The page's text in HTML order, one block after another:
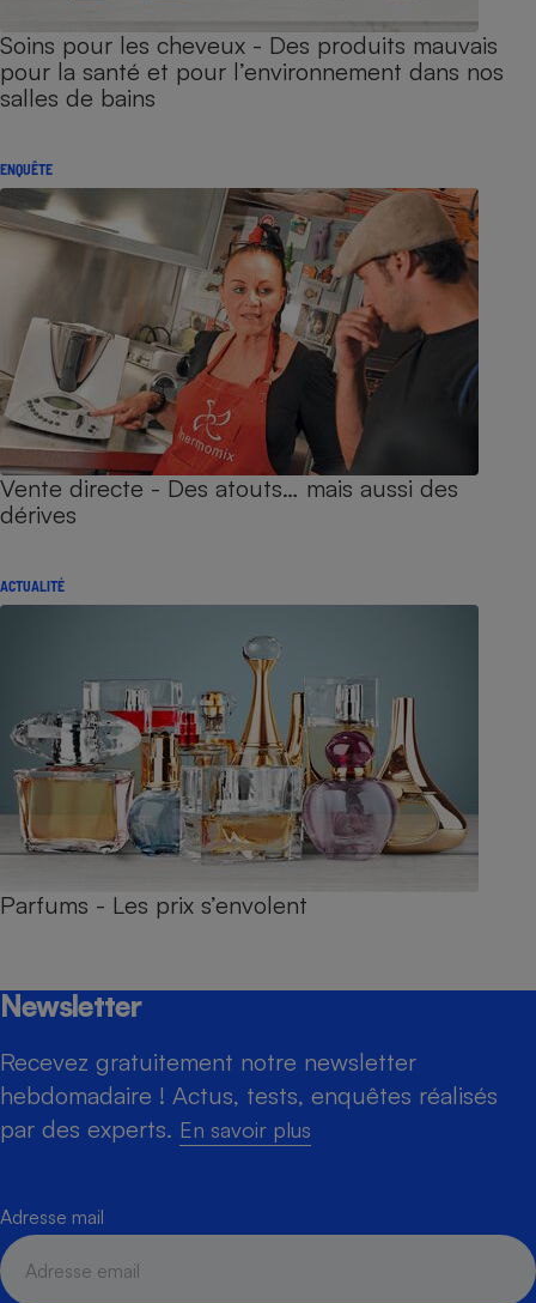
Soins pour les cheveux - Des produits mauvais
pour la santé et pour l’environnement dans nos
salles de bains
ENQUÊTE
Vente directe - Des atouts… mais aussi des
dérives
ACTUALITÉ
Parfums - Les prix s’envolent
Newsletter
Recevez gratuitement notre newsletter
hebdomadaire ! Actus, tests, enquêtes réalisés
par des experts. En savoir plus
Adresse mail